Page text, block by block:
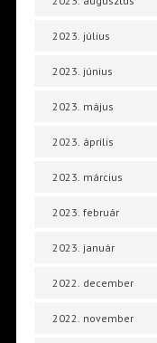
2023. július
2023. június
2023. május
2023. április
2023. március
2023. február
2023. január
2022. december
2022. november